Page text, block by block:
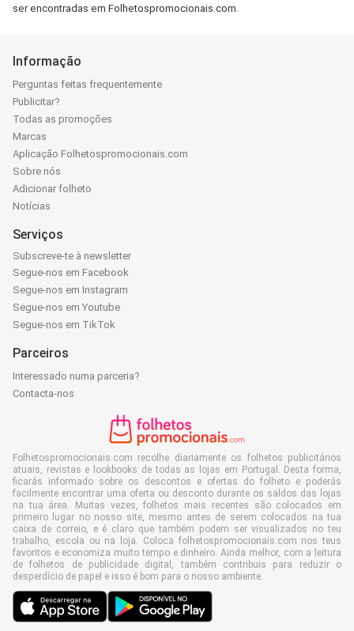
ser encontradas em Folhetospromocionais.com.
Informação
Perguntas feitas frequentemente
Publicitar?
Todas as promoções
Marcas
Aplicação Folhetospromocionais.com
Sobre nós
Adicionar folheto
Notícias
Serviços
Subscreve-te à newsletter
Segue-nos em Facebook
Segue-nos em Instagram
Segue-nos em Youtube
Segue-nos em TikTok
Parceiros
Interessado numa parceria?
Contacta-nos
Folhetospromocionais.com recolhe diariamente os folhetos publicitários
atuais, revistas e lookbooks de todas as lojas em Portugal. Desta forma,
ficarás informado sobre os descontos e ofertas do folheto e poderás
facilmente encontrar uma oferta ou desconto durante os saldos das lojas
na tua área. Muitas vezes, folhetos mais recentes são colocados em
primeiro lugar no nosso site, mesmo antes de serem colocados na tua
caixa de correio, e é claro que também podem ser visualizados no teu
trabalho, escola ou na loja. Coloca folhetospromocionais.com nos teus
favoritos e economiza muito tempo e dinheiro. Ainda melhor, com a leitura
de folhetos de publicidade digital, também contribuis para reduzir o
desperdício de papel e isso é bom para o nosso ambiente.